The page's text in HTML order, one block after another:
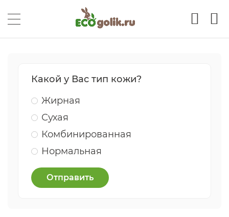
Какой у Вас тип кожи?
Жирная
Сухая
Комбинированная
Нормальная
Отправить